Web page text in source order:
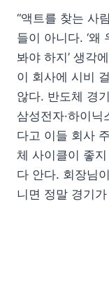
“액트를 찾는 사
들이 아니다. ‘왜
봐야 하지’ 생각
이 회사에 시비
않다. 반도체 경
삼성전자·하이
다고 이들 회사
체 사이클이 좋
다 안다. 회장님
니면 정말 경기